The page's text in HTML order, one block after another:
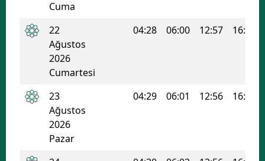
Tokat
Van
Cuma
22
Ağustos
2026
Cumartesi
04:28 06:00 12:57 16:42
23
Ağustos
2026
Pazar
04:29 06:01 12:56 16:41